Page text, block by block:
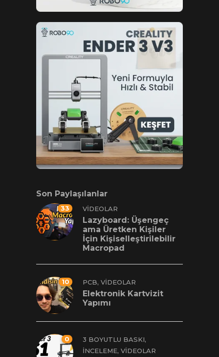
Son Paylaşılanlar
33 VIDEOLAR
Lazyboard: Üşengeç
ama Üretken Kişiler
İçin Kişiselleştirilebilir
Macropad
10 PCB, VIDEOLAR
Elektronik Kartvizit
Yapımı
0 3 BOYUTLU BASKI,
İNCELEME, VIDEOLAR